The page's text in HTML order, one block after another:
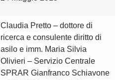
Claudia Pretto – dottore di
ricerca e consulente diritto di
asilo e imm. Maria Silvia
Olivieri – Servizio Centrale
SPRAR Gianfranco Schiavone